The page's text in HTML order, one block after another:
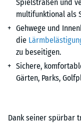
Spielstraßen und
multifunktional als
Gehwege und
die
zu beseitigen.
Sichere,
Gärten, Parks,
Dank seiner spürbar